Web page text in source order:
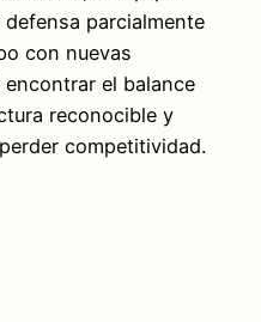
parcialmente
con nuevas
el balance
reconocible y
competitividad.